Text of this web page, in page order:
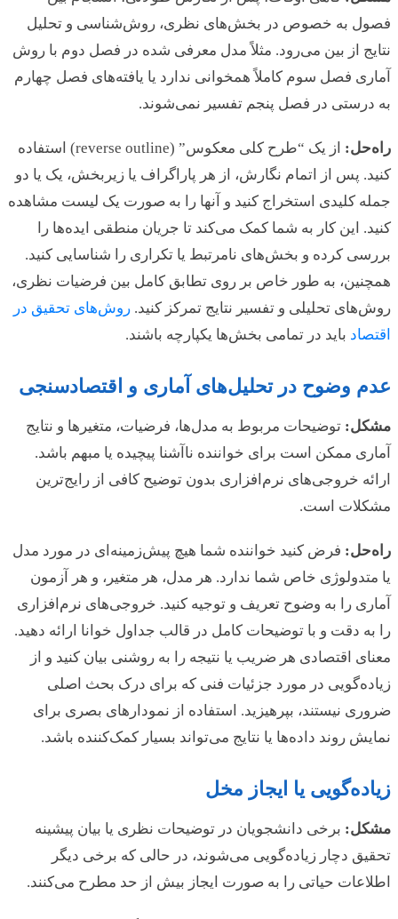
فصول به خصوص در بخش‌های نظری، روش‌شناسی و تحلیل
نتایج از بین می‌رود. مثلاً مدل معرفی شده در فصل دوم با روش
آماری فصل سوم کاملاً همخوانی ندارد یا یافته‌های فصل چهارم
به درستی در فصل پنجم تفسیر نمی‌شوند.
راه‌حل:
از یک “طرح کلی معکوس” (reverse outline) استفاده
کنید. پس از اتمام نگارش، از هر پاراگراف یا زیربخش، یک یا دو
جمله کلیدی استخراج کنید و آنها را به صورت یک لیست مشاهده
کنید. این کار به شما کمک می‌کند تا جریان منطقی ایده‌ها را
بررسی کرده و بخش‌های نامرتبط یا تکراری را شناسایی کنید.
همچنین، به طور خاص بر روی تطابق کامل بین فرضیات نظری،
روش‌های تحلیلی و تفسیر نتایج تمرکز کنید. روش‌های تحقیق در
اقتصاد باید در تمامی بخش‌ها یکپارچه باشند.
عدم وضوح در تحلیل‌های آماری و اقتصادسنجی
مشکل: توضیحات مربوط به مدل‌ها، فرضیات، متغیرها و نتایج
آماری ممکن است برای خواننده ناآشنا پیچیده یا مبهم باشد.
ارائه خروجی‌های نرم‌افزاری بدون توضیح کافی از رایج‌ترین
مشکلات است.
راه‌حل: فرض کنید خواننده شما هیچ پیش‌زمینه‌ای در مورد مدل
یا متدولوژی خاص شما ندارد. هر مدل، هر متغیر، و هر آزمون
آماری را به وضوح تعریف و توجیه کنید. خروجی‌های نرم‌افزاری
را به دقت و با توضیحات کامل در قالب جداول خوانا ارائه دهید.
معنای اقتصادی هر ضریب یا نتیجه را به روشنی بیان کنید و از
زیاده‌گویی در مورد جزئیات فنی که برای درک بحث اصلی
ضروری نیستند، بپرهیزید. استفاده از نمودارهای بصری برای
نمایش روند داده‌ها یا نتایج می‌تواند بسیار کمک‌کننده باشد.
زیاده‌گویی یا ایجاز مخل
مشکل: برخی دانشجویان در توضیحات نظری یا بیان پیشینه
تحقیق دچار زیاده‌گویی می‌شوند، در حالی که برخی دیگر
اطلاعات حیاتی را به صورت ایجاز بیش از حد مطرح می‌کنند.